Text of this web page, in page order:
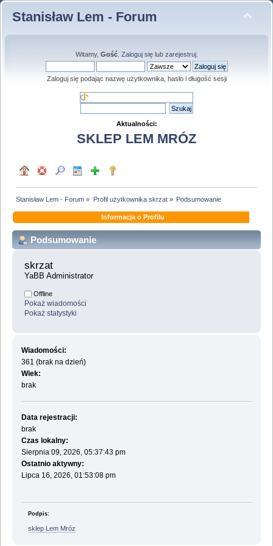
Stanisław Lem - Forum
Witamy, Gość. Zaloguj sięlub zarejestruj.
Zaloguj się podając nazwę użytkownika, hasło i długość sesji
Aktualności:
SKLEP LEM MRÓZ
Stanisław Lem - Forum » Profil użytkownika skrzat» Podsumowanie
Informacja o Profilu
Podsumowanie
skrzat
YaBB Administrator
Offline
Pokaż wiadomości
Pokaż statystyki
Wiadomości:
361 (brak na dzień)
Wiek:
brak
Data rejestracji:
brak
Czas lokalny:
Sierpnia 09, 2026, 05:37:43 pm
Ostatnio aktywny:
Lipca 16, 2026, 01:53:08 pm
Podpis:
sklep Lem Mróz